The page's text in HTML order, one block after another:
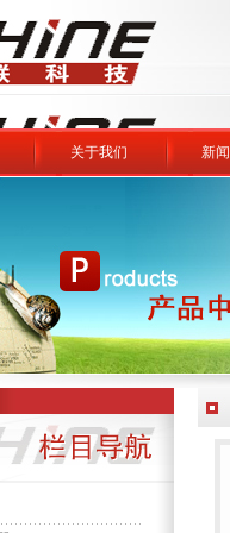
关于我们 新